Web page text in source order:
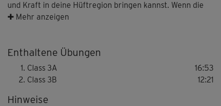
und Kraft in deine Hüftregion bringen kannst. Wenn die
Faszienstruktur dieser zentralen Muskulatur wieder mehr
schmerzfreier, beweglicher und bekommst ein stabileres
Körpergefühl.
Po, bei denen die Faszienrolle zum Einsatz kommt, zeigt
✚ Mehr anzeigen
Enthaltene Übungen
Class 3A
16:53
Class 3B
12:21
Hinweise